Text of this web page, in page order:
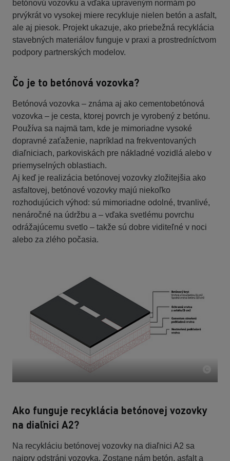
betónovú vozovku a vďaka upraveným normám po
prvýkrát vo vysokej miere recykluje nielen betón a asfalt,
ale aj piesok. Projekt ukazuje, ako priebežná recyklácia
stavebných materiálov funguje v praxi a prostredníctvom
podpory partnerských modelov.
Čo je to betónová vozovka?
Betónová vozovka – známa aj ako cementobetónová
vozovka – je cesta, ktorej povrch je vyrobený z betónu.
Používa sa najmä tam, kde je mimoriadne vysoké
dopravné zaťaženie, napríklad na frekventovaných
diaľniciach, parkoviskách pre nákladné vozidlá alebo v
priemyselných oblastiach.
Aj keď je realizácia betónovej vozovky zložitejšia ako
asfaltovej, betónové vozovky majú niekoľko
rozhodujúcich výhod: sú mimoriadne odolné, trvanlivé,
nenáročné na údržbu a – vďaka svetlému povrchu
odrážajúcemu svetlo – takže sú dobre viditeľné v noci
alebo za zlého počasia.
Ako funguje recyklácia betónovej vozovky
na diaľnici A2?
Na recykláciu betónovej vozovky na diaľnici A2 sa
najprv odstráni vozovka. Zostane nám betón, asfalt a